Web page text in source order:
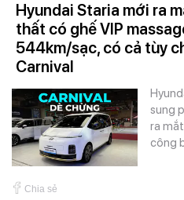
Hyundai Staria mới ra
thất có ghế VIP
544km/sạc, có cả tùy
Carnival
sung
ra
công
Chia sẻ